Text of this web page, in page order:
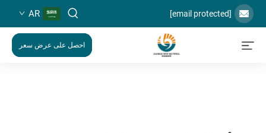
[email protected]
AR
احصل على عرض سعر